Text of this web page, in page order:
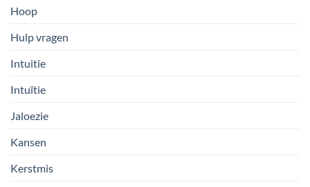
Hoop
Hulp vragen
Intuitie
Intuïtie
Jaloezie
Kansen
Kerstmis